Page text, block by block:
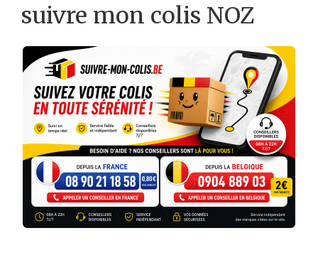
suivre mon colis NOZ